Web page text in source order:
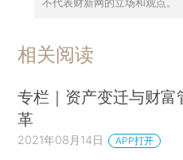
相关阅读
专栏｜资产变迁与财富
革
2021年08月14日 APP打开